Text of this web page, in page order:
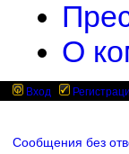
О
Вход
Сообщения без